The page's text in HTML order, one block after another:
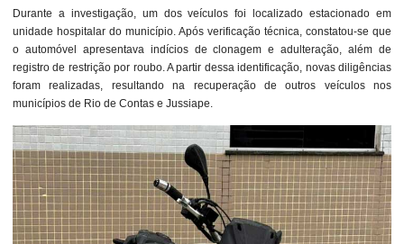
Durante a investigação, um dos veículos foi localizado estacionado em
unidade hospitalar do município. Após verificação técnica, constatou-se que
o automóvel apresentava indícios de clonagem e adulteração, além de
registro de restrição por roubo. A partir dessa identificação, novas diligências
foram realizadas, resultando na recuperação de outros veículos nos
municípios de Rio de Contas e Jussiape.